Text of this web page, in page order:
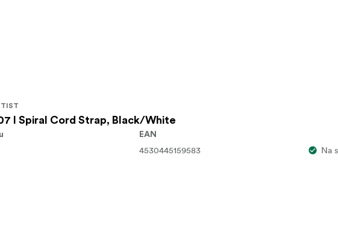
I Spiral Cord Strap, Black/White
EAN
4530445159583 Na